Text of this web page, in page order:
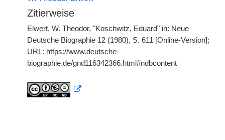
Zitierweise
Elwert, W. Theodor, "Koschwitz, Eduard" in: Neue
Deutsche Biographie 12 (1980), S. 611 [Online-Version];
URL: https://www.deutsche-
biographie.de/gnd116342366.html#ndbcontent